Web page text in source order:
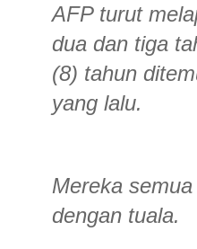
AFP turut
dua dan tiga
(8) tahun
yang lalu.
Mereka
dengan tuala.